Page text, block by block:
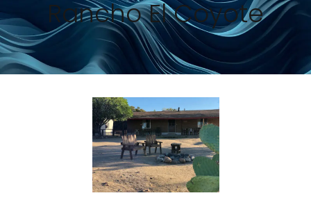
Rancho El Coyote